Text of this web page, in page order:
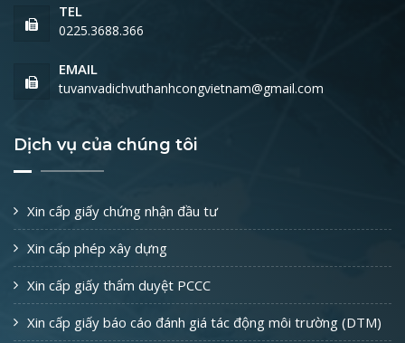
TEL
0225.3688.366
EMAIL
tuvanvadichvuthanhcongvietnam@gmail.com
Dịch vụ của chúng tôi
Xin cấp giấy chứng nhận đầu tư
Xin cấp phép xây dựng
Xin cấp giấy thẩm duyệt PCCC
Xin cấp giấy báo cáo đánh giá tác động môi trường (DTM)